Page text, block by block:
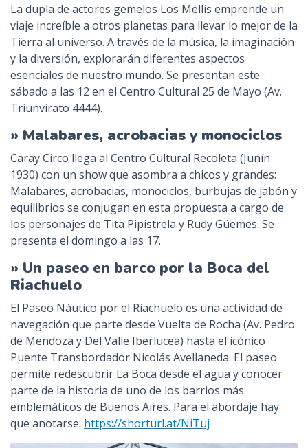
La dupla de actores gemelos Los Mellis emprende un
viaje increíble a otros planetas para llevar lo mejor de la
Tierra al universo. A través de la música, la imaginación
y la diversión, explorarán diferentes aspectos
esenciales de nuestro mundo. Se presentan este
sábado a las 12 en el Centro Cultural 25 de Mayo (Av.
Triunvirato 4444).
» Malabares, acrobacias y monociclos
Caray Circo llega al Centro Cultural Recoleta (Junín
1930) con un show que asombra a chicos y grandes:
Malabares, acrobacias, monociclos, burbujas de jabón y
equilibrios se conjugan en esta propuesta a cargo de
los personajes de Tita Pipistrela y Rudy Güemes. Se
presenta el domingo a las 17.
» Un paseo en barco por la Boca del
Riachuelo
El Paseo Náutico por el Riachuelo es una actividad de
navegación que parte desde Vuelta de Rocha (Av. Pedro
de Mendoza y Del Valle Iberlucea) hasta el icónico
Puente Transbordador Nicolás Avellaneda. El paseo
permite redescubrir La Boca desde el agua y conocer
parte de la historia de uno de los barrios más
emblemáticos de Buenos Aires. Para el abordaje hay
que anotarse: https://shorturl.at/NiTuj